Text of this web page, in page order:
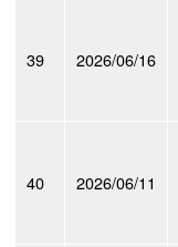
39 2026/06/16
40 2026/06/11